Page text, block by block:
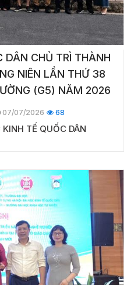
DÂN CHỦ TRÌ THÀNH
NIÊN LẦN THỨ 38
(G5) NĂM 2026
07/07/2026 68
TẾ QUỐC DÂN